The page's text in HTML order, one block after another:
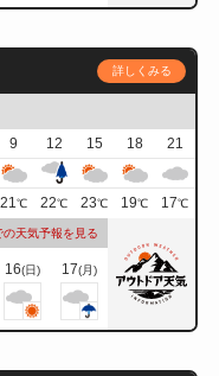
詳しくみる
9 12 15 18
21
21℃ 22℃ 23℃ 19℃ 17℃
天気予報を見る
16(日) 17(月)